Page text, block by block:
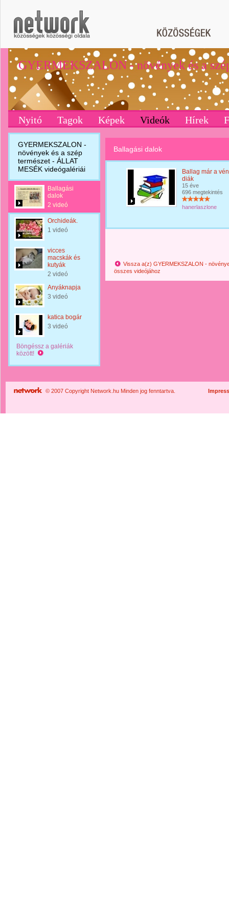
GYERMEKSZALON - növények és a
Nyitó Tagok Képek Videók Hírek
GYERMEKSZALON -
növények és a szép
természet - ÁLLAT
MESÉK videógalériái
Ballagási
dalok
2 videó
Orchideák.
1 videó
vicces
macskák és
kutyák
2 videó
Anyáknapja
3 videó
katica bogár
3 videó
Böngéssz a galériák
között!
Ballagási dalok
Ballag már a vén
diák
15 éve
696 megtekintés
hanerlaszlone
Vissza a(z) GYERMEKSZALON -
összes videójához
© 2007 Copyright Network.hu Minden jog fenntartva.